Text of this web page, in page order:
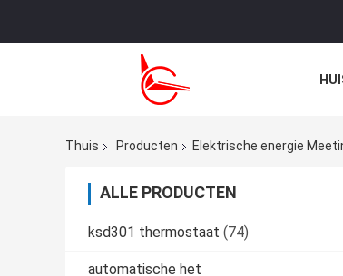
Thuis
Producten Elektrische energie
ALLE PRODUCTEN
ksd301 thermostaat (74)
automatische het